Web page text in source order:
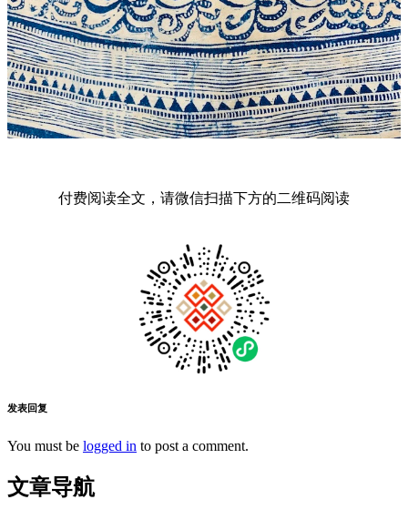
付费阅读全文，请微信扫描下方的二维码阅读
发表回复
You must be logged in to post a comment.
文章导航